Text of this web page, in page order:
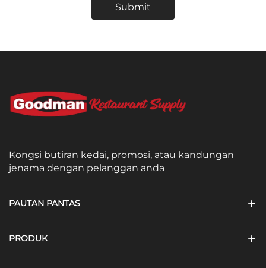
Submit
Kongsi butiran kedai, promosi, atau kandungan
jenama dengan pelanggan anda
PAUTAN PANTAS
PRODUK